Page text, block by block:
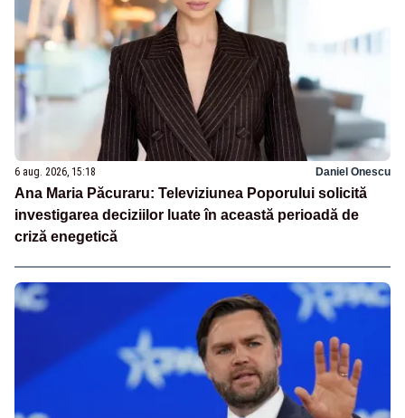
6 aug. 2026, 15:18 Daniel Onescu
Ana Maria Păcuraru: Televiziunea Poporului solicită
investigarea deciziilor luate în această perioadă de
criză enegetică